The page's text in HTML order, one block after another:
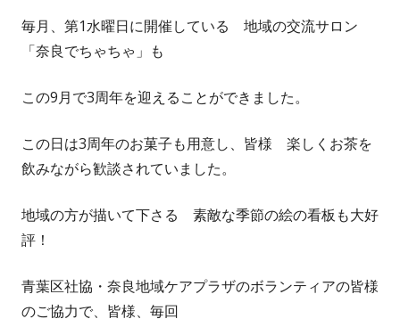
毎月、第1水曜日に開催している 地域の交流サロン
「奈良でちゃちゃ」も
この9月で3周年を迎えることができました。
この日は3周年のお菓子も用意し、皆様 楽しくお茶を
飲みながら歓談されていました。
地域の方が描いて下さる 素敵な季節の絵の看板も大好
評！
青葉区社協・奈良地域ケアプラザのボランティアの皆様
のご協力で、皆様、毎回